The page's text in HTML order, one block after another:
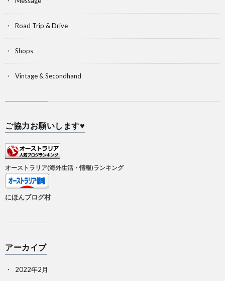
Road Trip & Drive
Shops
Vintage & Secondhand
ご協力お願いします♥
オーストラリア(海外生活・情報)ランキング
にほんブログ村
アーカイブ
2022年2月